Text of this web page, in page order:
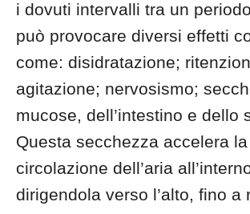
i dovuti intervalli tra un
può provocare diversi effetti
come: disidratazione;
agitazione; nervosismo;
mucose, dell’intestino e dello
Questa secchezza accelera la
circolazione dell’aria
dirigendola verso l’alto, fino a